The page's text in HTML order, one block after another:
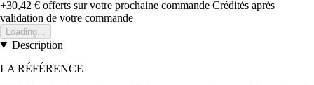
+30,42 € offerts sur votre prochaine commande Crédités après
validation de votre commande
Loading...
Description
LA RÉFÉRENCE